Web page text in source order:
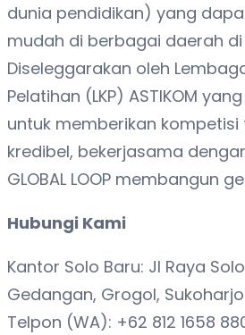
dunia pendidikan) yang
mudah di berbagai daerah di
Diseleggarakan oleh
Pelatihan (LKP) ASTIKOM
untuk memberikan
kredibel, bekerjasama
GLOBAL LOOP membangun
Hubungi Kami
Kantor Solo Baru: Jl Raya Solo
Gedangan, Grogol, Sukoharjo
Telpon (WA): +62 812 1658